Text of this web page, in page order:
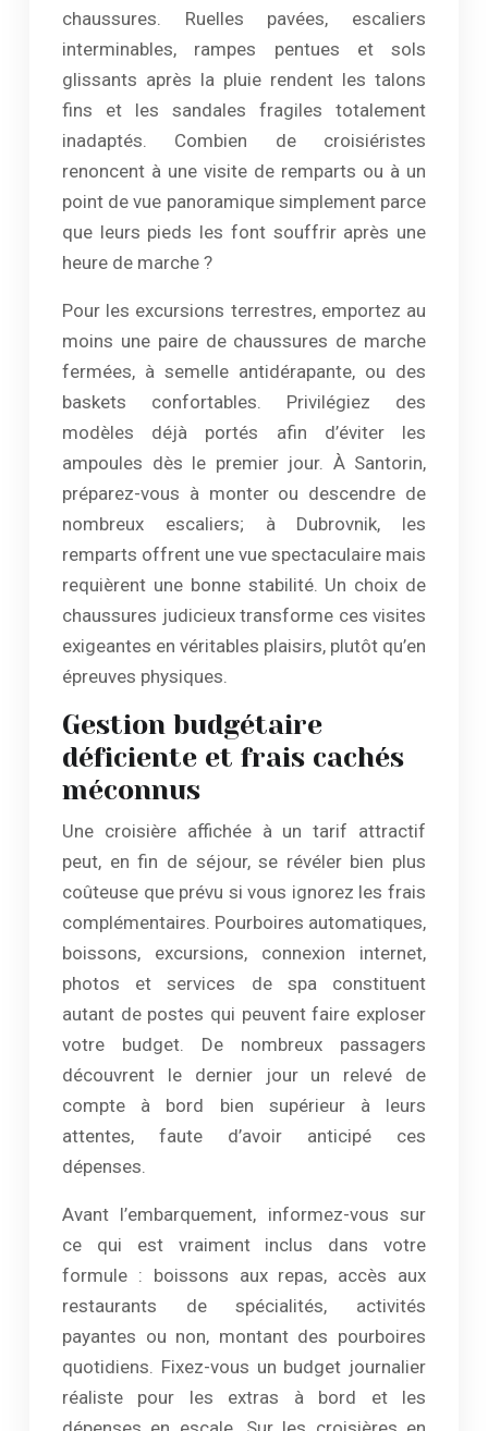
chaussures. Ruelles pavées, escaliers
interminables, rampes pentues et sols
glissants après la pluie rendent les talons
fins et les sandales fragiles totalement
inadaptés. Combien de croisiéristes
renoncent à une visite de remparts ou à un
point de vue panoramique simplement parce
que leurs pieds les font souffrir après une
heure de marche ?
Pour les excursions terrestres, emportez au
moins une paire de chaussures de marche
fermées, à semelle antidérapante, ou des
baskets confortables. Privilégiez des
modèles déjà portés afin d’éviter les
ampoules dès le premier jour. À Santorin,
préparez-vous à monter ou descendre de
nombreux escaliers; à Dubrovnik, les
remparts offrent une vue spectaculaire mais
requièrent une bonne stabilité. Un choix de
chaussures judicieux transforme ces visites
exigeantes en véritables plaisirs, plutôt qu’en
épreuves physiques.
Gestion budgétaire
déficiente et frais cachés
méconnus
Une croisière affichée à un tarif attractif
peut, en fin de séjour, se révéler bien plus
coûteuse que prévu si vous ignorez les frais
complémentaires. Pourboires automatiques,
boissons, excursions, connexion internet,
photos et services de spa constituent
autant de postes qui peuvent faire exploser
votre budget. De nombreux passagers
découvrent le dernier jour un relevé de
compte à bord bien supérieur à leurs
attentes, faute d’avoir anticipé ces
dépenses.
Avant l’embarquement, informez-vous sur
ce qui est vraiment inclus dans votre
formule : boissons aux repas, accès aux
restaurants de spécialités, activités
payantes ou non, montant des pourboires
quotidiens. Fixez-vous un budget journalier
réaliste pour les extras à bord et les